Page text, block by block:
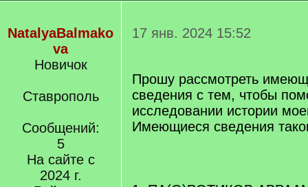
NatalyaBalmako
va
Новичок
Ставрополь
Сообщений:
5
На сайте с
2024 г.
17 янв. 2024 15:52
Прошу рассмотреть
сведения с тем, чтобы
исследовании истории
Имеющиеся сведения